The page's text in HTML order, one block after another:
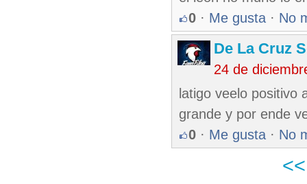
0 · Me gusta · No
De La Cruz
24 de
latigo veelo positivo
grande y por ende
0 · Me gusta · No